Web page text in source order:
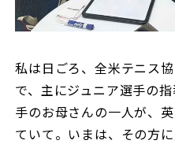
私は日ごろ、全米テニス
で、主にジュニア選手の
手のお母さんの一人が、
ていて。いまは、その方